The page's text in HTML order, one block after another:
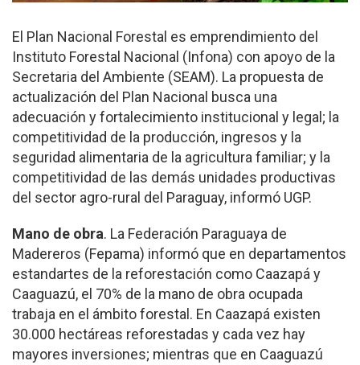
El Plan Nacional Forestal es emprendimiento del
Instituto Forestal Nacional (Infona) con apoyo de la
Secretaria del Ambiente (SEAM). La propuesta de
actualización del Plan Nacional busca una
adecuación y fortalecimiento institucional y legal; la
competitividad de la producción, ingresos y la
seguridad alimentaria de la agricultura familiar; y la
competitividad de las demás unidades productivas
del sector agro-rural del Paraguay, informó UGP.
Mano de obra. La Federación Paraguaya de
Madereros (Fepama) informó que en departamentos
estandartes de la reforestación como Caazapá y
Caaguazú, el 70% de la mano de obra ocupada
trabaja en el ámbito forestal. En Caazapá existen
30.000 hectáreas reforestadas y cada vez hay
mayores inversiones; mientras que en Caaguazú